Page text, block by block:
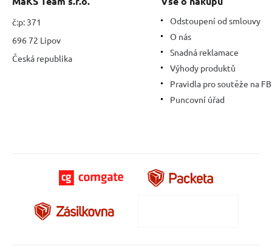
č:p: 371
696 72 Lipov
Česká republika
Odstoupení od smlouvy
O nás
Snadná reklamace
Výhody produktů
Pravidla pro soutěže na FB
Puncovní úřad